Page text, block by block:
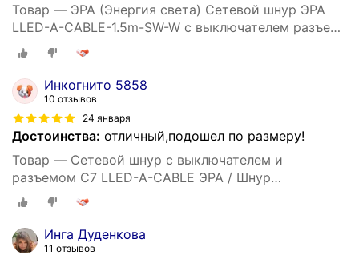
Товар — ЭРА (Энергия света) Сетевой шнур ЭРА
LLED-A-CABLE-1.5m-SW-W c выключателем разъем
C7 длина 1500мм дл
Инкогнито 5858
10 отзывов
24 января
Достоинства: отличный,подошел по размеру!
Товар — Сетевой шнур c выключателем и
разъемом C7 LLED-A-CABLE ЭРА / Шнур
электрический 1.5 м с вилкой для линейных
светильников серии LLED
Инга Дуденкова
11 отзывов